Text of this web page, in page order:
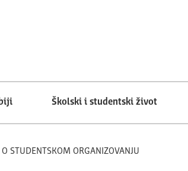
Školski i studentski život
STUDENTSKOM ORGANIZOVANJU